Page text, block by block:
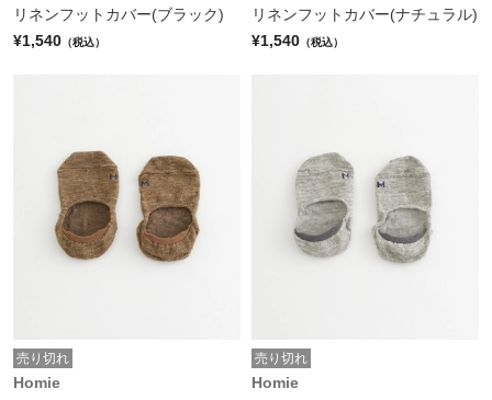
リネンフットカバー(ブラック)
¥1,540 （税込）
リネンフットカバー(ナチュラル)
¥1,540 （税込）
売り切れ
Homie
売り切れ
Homie